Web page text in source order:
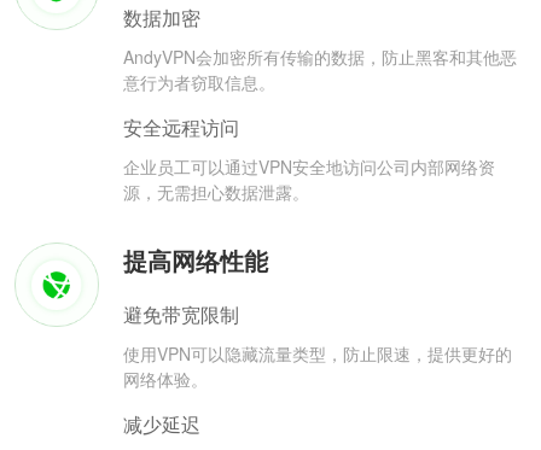
数据加密
AndyVPN会加密所有传输的数据，防止黑客和其他恶
意行为者窃取信息。
安全远程访问
企业员工可以通过VPN安全地访问公司内部网络资
源，无需担心数据泄露。
提高网络性能
避免带宽限制
使用VPN可以隐藏流量类型，防止限速，提供更好的
网络体验。
减少延迟